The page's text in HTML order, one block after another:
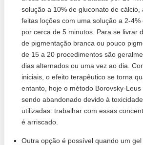
solução a 10% de gluconato de cálcio,
feitas loções com uma solução a 2-
por cerca de 5 minutos. Para se livrar
de pigmentação branca ou pouco
de 15 a 20 procedimentos são
dias alternados ou uma vez ao dia.
iniciais, o efeito terapêutico se torna
entanto, hoje o método Borovsky-
sendo abandonado devido à
utilizadas: trabalhar com essas
é arriscado.
Outra opção é possível quando um